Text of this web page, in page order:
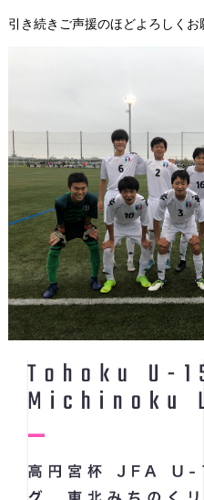
引き続きご声援のほどよろしくお